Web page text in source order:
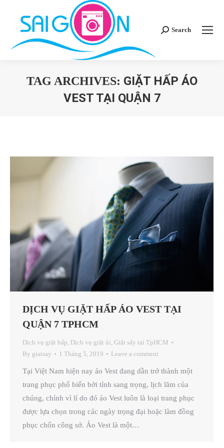
Search:
Search
TAG ARCHIVES: GIẶT HẤP ÁO
VEST TẠI QUẬN 7
DỊCH VỤ GIẶT HẤP ÁO VEST TẠI
QUẬN 7 TPHCM
Dịch vụ giặt hấp, Dịch vụ giặt ủi, Giặt sấy tại TpHCM
By giatsay 1 Tháng 5, 2019 Leave a comment
Tại Việt Nam hiện nay áo Vest đang dần trở thành một
trang phục phổ biến bởi tính sang trọng, lịch lãm của
chúng, chính vì lí do đó áo Vest luôn là loại trang phục
được lựa chọn trong các ngày trọng đại hoặc làm đồng
phục chốn công sở. Áo Vest là một…